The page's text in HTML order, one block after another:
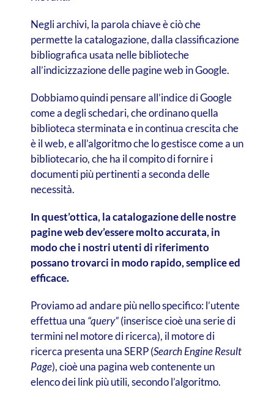
Negli archivi, la parola chiave è ciò che
permette la catalogazione, dalla classificazione
bibliografica usata nelle biblioteche
all’indicizzazione delle pagine web in Google.
Dobbiamo quindi pensare all’indice di Google
come a degli schedari, che ordinano quella
biblioteca sterminata e in continua crescita che
è il web, e all’algoritmo che lo gestisce come a un
bibliotecario, che ha il compito di fornire i
documenti più pertinenti a seconda delle
necessità.
In quest’ottica, la catalogazione delle nostre
pagine web dev’essere molto accurata, in
modo che i nostri utenti di riferimento
possano trovarci in modo rapido, semplice ed
efficace.
Proviamo ad andare più nello specifico: l’utente
effettua una “query”(inserisce cioè una serie di
termini nel motore di ricerca), il motore di
ricerca presenta una SERP (Search Engine Result
Page), cioè una pagina web contenente un
elenco dei link più utili, secondo l’algoritmo.